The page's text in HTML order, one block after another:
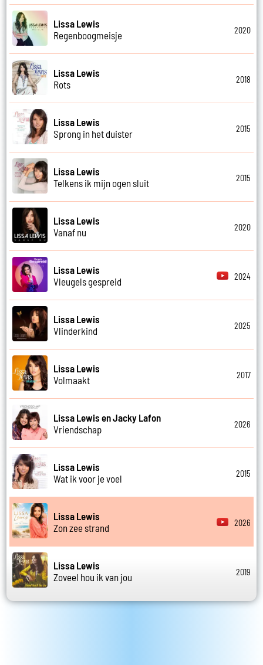
Lissa Lewis
Regenboogmeisje
2020
Lissa Lewis
Rots
2018
Lissa Lewis
Sprong in het duister
2015
Lissa Lewis
Telkens ik mijn ogen sluit
2015
Lissa Lewis
Vanaf nu
2020
Lissa Lewis
Vleugels gespreid
2024
Lissa Lewis
Vlinderkind
2025
Lissa Lewis
Volmaakt
2017
Lissa Lewis en Jacky Lafon
Vriendschap
2026
Lissa Lewis
Wat ik voor je voel
2015
Lissa Lewis
Zon zee strand
2026
Lissa Lewis
Zoveel hou ik van jou
2019